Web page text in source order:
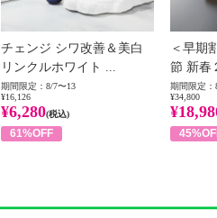
チェンジ シワ改善＆美白
リンクルホワイト ...
期間限定：8/7〜13
¥16,126
¥6,280(税込)
61%OFF
＜早期
節 新春
期間限定：
¥34,800